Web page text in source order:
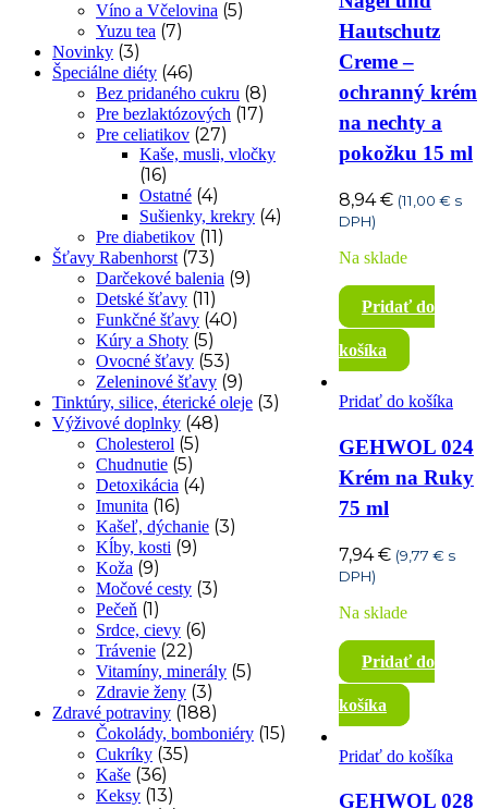
Víno a Včelovina (5)
Yuzu tea (7)
Novinky (3)
Špeciálne diéty (46)
Bez pridaného cukru (8)
Pre bezlaktózových (17)
Pre celiatikov (27)
Kaše, musli, vločky
(16)
Ostatné (4)
Sušienky, krekry (4)
Pre diabetikov (11)
Šťavy Rabenhorst (73)
Darčekové balenia (9)
Detské šťavy (11)
Funkčné šťavy (40)
Kúry a Shoty (5)
Ovocné šťavy (53)
Zeleninové šťavy (9)
Tinktúry, silice, éterické oleje (3)
Výživové doplnky (48)
Cholesterol (5)
Chudnutie (5)
Detoxikácia (4)
Imunita (16)
Kašeľ, dýchanie (3)
Kĺby, kosti (9)
Koža (9)
Močové cesty (3)
Pečeň (1)
Srdce, cievy (6)
Trávenie (22)
Vitamíny, minerály (5)
Zdravie ženy (3)
Zdravé potraviny (188)
Čokolády, bomboniéry (15)
Cukríky (35)
Kaše (36)
Keksy (13)
Hautschutz
Creme –
ochranný krém
na nechty a
pokožku 15 ml
8,94€ (11,00 € s
DPH)
Na sklade
Pridať do
košíka
Pridať do košíka
GEHWOL 024
Krém na Ruky
75 ml
7,94€ (9,77 € s
DPH)
Na sklade
Pridať do
košíka
Pridať do košíka
GEHWOL 028